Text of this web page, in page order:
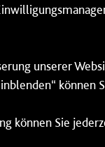
unserer
können
können Sie